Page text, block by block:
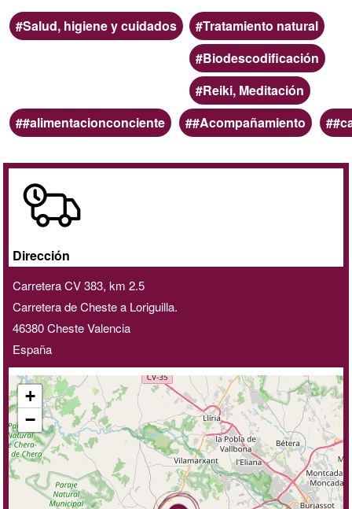
Ámbito
Salud, higiene y cuidados Categoria
Tratamiento natural
Biodescodificación
Reiki, Meditación
Palabras
clave
#alimentacionconciente #Acompañamiento
domicilio
online
Dirección
Carretera CV 383, km 2.5
Carretera de Cheste a Loriguilla.
46380ChesteValencia
España
+
−